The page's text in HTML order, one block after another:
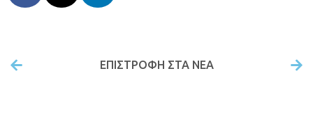
ΕΠΙΣΤΡΟΦΉ ΣΤΑ ΝΕΑ